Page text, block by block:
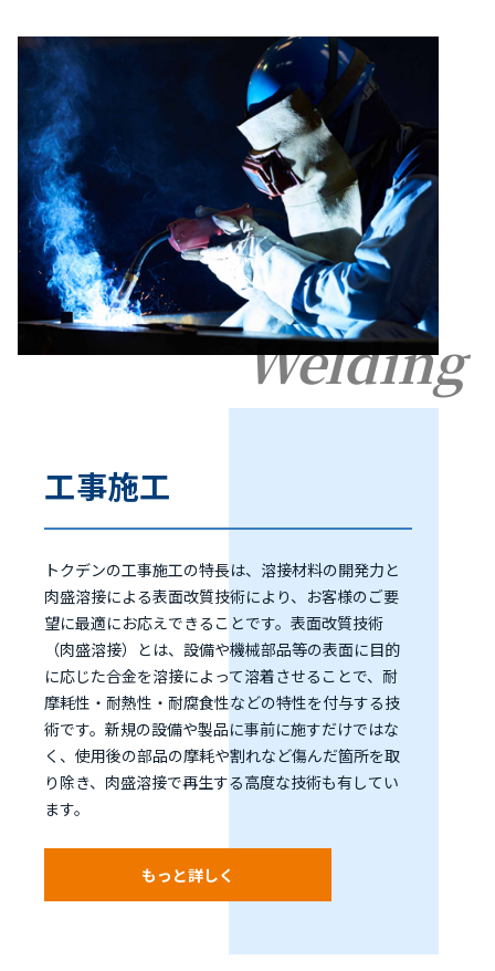
Welding
工事施工
トクデンの工事施工の特長は、溶接材料の開発力と
肉盛溶接による表面改質技術により、お客様のご要
望に最適にお応えできることです。表面改質技術
（肉盛溶接）とは、設備や機械部品等の表面に目的
に応じた合金を溶接によって溶着させることで、耐
摩耗性・耐熱性・耐腐食性などの特性を付与する技
術です。新規の設備や製品に事前に施すだけではな
く、使用後の部品の摩耗や割れなど傷んだ箇所を取
り除き、肉盛溶接で再生する高度な技術も有してい
ます。
もっと詳しく